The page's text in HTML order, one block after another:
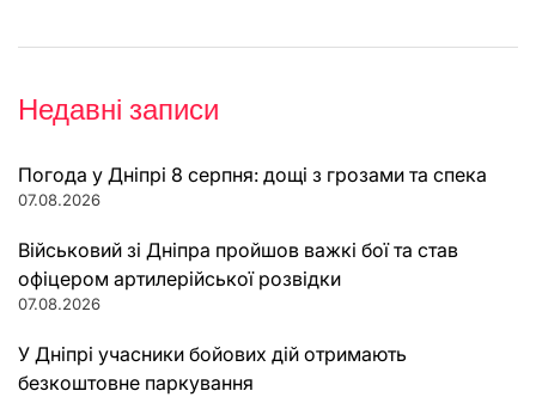
Недавні записи
Погода у Дніпрі 8 серпня: дощі з грозами та спека
07.08.2026
Військовий зі Дніпра пройшов важкі бої та став
офіцером артилерійської розвідки
07.08.2026
У Дніпрі учасники бойових дій отримають
безкоштовне паркування